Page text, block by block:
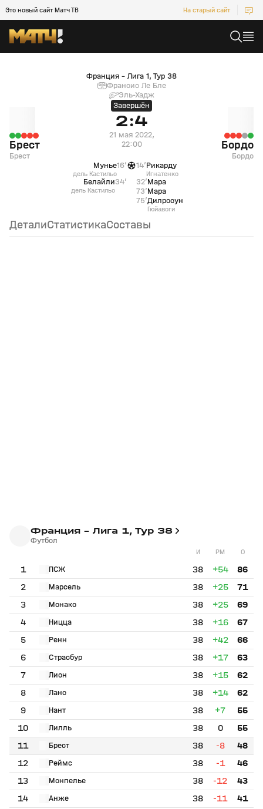
Это новый сайт Матч ТВ На старый сайт
Франция - Лига 1, Тур 38
Франсис Ле Бле
Эль-Хадж
Брест
Брест
Завершён
2:4
21 мая 2022,
22:00
Бордо
Бордо
Мунье
дель Кастильо
16’
Белайли
дель Кастильо
34’
Рикарду
Игнатенко
14’
Мара
32’
Мара
73’
Дилросун
Гюйавоги
75’
Детали Статистика Составы
Франция - Лига 1, Тур 38
Футбол
И РМ О
1 ПСЖ 38 +54
86
2
Марсель 38 +25
71
3
Монако 38 +25
69
4
Ницца 38 +16
67
5
Ренн 38 +42
66
6
Страсбур 38 +17
63
7
Лион 38 +15
62
8
Ланс 38 +14
62
9
Нант 38 +7
55
10
Лилль 38 0
55
11
Брест 38 -8
48
12
Реймс 38 -1
46
13
Монпелье 38 -12
43
14
Анже 38 -11
41